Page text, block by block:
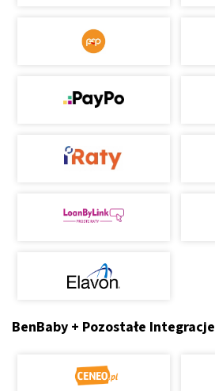
BenBaby + Pozostałe Integracje